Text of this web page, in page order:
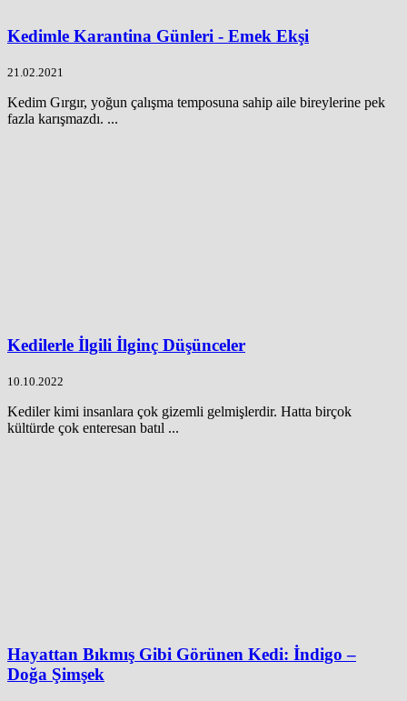
Kedimle Karantina Günleri - Emek Ekşi
21.02.2021
Kedim Gırgır, yoğun çalışma temposuna sahip aile bireylerine pek
fazla karışmazdı. ...
Kedilerle İlgili İlginç Düşünceler
10.10.2022
Kediler kimi insanlara çok gizemli gelmişlerdir. Hatta birçok
kültürde çok enteresan batıl ...
Hayattan Bıkmış Gibi Görünen Kedi: İndigo –
Doğa Şimşek